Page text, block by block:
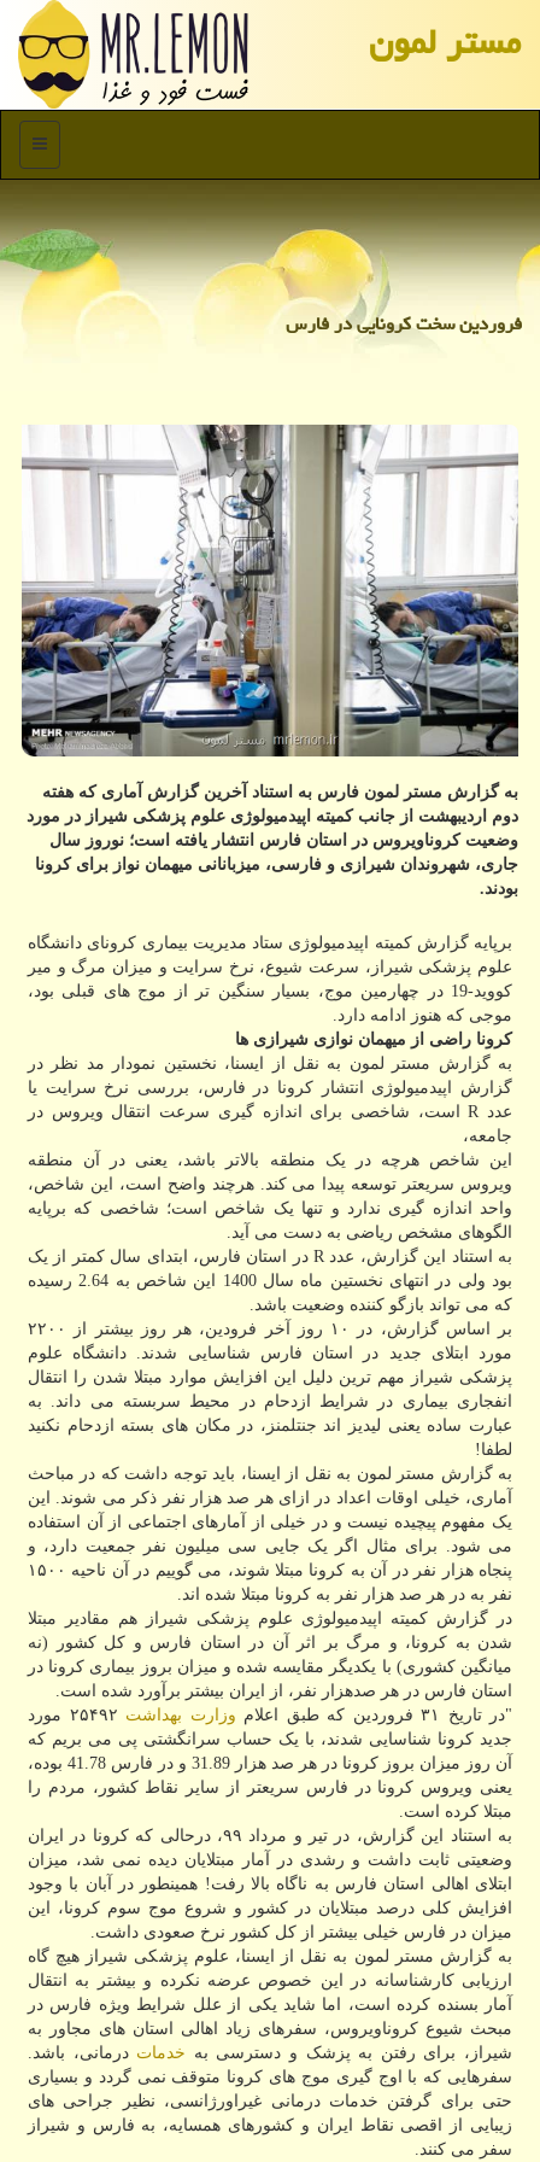
مستر لمون
منو
فروردین سخت كرونایی در فارس
به گزارش مستر لمون فارس به استناد آخرین گزارش آماری که هفته
دوم اردیبهشت از جانب کمیته اپیدمیولوژی علوم پزشکی شیراز در مورد
وضعیت کروناویروس در استان فارس انتشار یافته است؛ نوروز سال
جاری، شهروندان شیرازی و فارسی، میزبانانی میهمان نواز برای کرونا
بودند.
برپایه گزارش کمیته اپیدمیولوژی ستاد مدیریت بیماری کرونای دانشگاه
علوم پزشکی شیراز، سرعت شیوع، نرخ سرایت و میزان مرگ و میر
کووید-19 در چهارمین موج، بسیار سنگین تر از موج های قبلی بود،
موجی که هنوز ادامه دارد.
کرونا راضی از میهمان نوازی شیرازی ها
به گزارش مستر لمون به نقل از ایسنا، نخستین نمودار مد نظر در
گزارش اپیدمیولوژی انتشار کرونا در فارس، بررسی نرخ سرایت یا
عدد R است، شاخصی برای اندازه گیری سرعت انتقال ویروس در
جامعه،
این شاخص هرچه در یک منطقه بالاتر باشد، یعنی در آن منطقه
ویروس سریعتر توسعه پیدا می کند. هرچند واضح است، این شاخص،
واحد اندازه گیری ندارد و تنها یک شاخص است؛ شاخصی که برپایه
الگوهای مشخص ریاضی به دست می آید.
به استناد این گزارش، عدد R در استان فارس، ابتدای سال کمتر از یک
بود ولی در انتهای نخستین ماه سال 1400 این شاخص به 2.64 رسیده
که می تواند بازگو کننده وضعیت باشد.
بر اساس گزارش، در ۱۰ روز آخر فرودین، هر روز بیشتر از ۲۲۰۰
مورد ابتلای جدید در استان فارس شناسایی شدند. دانشگاه علوم
پزشکی شیراز مهم ترین دلیل این افزایش موارد مبتلا شدن را انتقال
انفجاری بیماری در شرایط ازدحام در محیط سربسته می داند. به
عبارت ساده یعنی لیدیز اند جنتلمنز، در مکان های بسته ازدحام نکنید
لطفا!
به گزارش مستر لمون به نقل از ایسنا، باید توجه داشت که در مباحث
آماری، خیلی اوقات اعداد در ازای هر صد هزار نفر ذکر می شوند. این
یک مفهوم پیچیده نیست و در خیلی از آمارهای اجتماعی از آن استفاده
می شود. برای مثال اگر یک جایی سی میلیون نفر جمعیت دارد، و
پنجاه هزار نفر در آن به کرونا مبتلا شوند، می گوییم در آن ناحیه ۱۵۰۰
نفر به در هر صد هزار نفر به کرونا مبتلا شده اند.
در گزارش کمیته اپیدمیولوژی علوم پزشکی شیراز هم مقادیر مبتلا
شدن به کرونا، و مرگ بر اثر آن در استان فارس و کل کشور (نه
میانگین کشوری) با یکدیگر مقایسه شده و میزان بروز بیماری کرونا در
استان فارس در هر صدهزار نفر، از ایران بیشتر برآورد شده است.
"در تاریخ ۳۱ فروردین که طبق اعلام
وزارت بهداشت
۲۵۴۹۲ مورد
جدید کرونا شناسایی شدند، با یک حساب سرانگشتی پی می بریم که
آن روز میزان بروز کرونا در هر صد هزار 31.89 و در فارس 41.78 بوده،
یعنی ویروس کرونا در فارس سریعتر از سایر نقاط کشور، مردم را
مبتلا کرده است.
به استناد این گزارش، در تیر و مرداد ۹۹، درحالی که کرونا در ایران
وضعیتی ثابت داشت و رشدی در آمار مبتلایان دیده نمی شد، میزان
ابتلای اهالی استان فارس به ناگاه بالا رفت! همینطور در آبان با وجود
افزایش کلی درصد مبتلایان در کشور و شروع موج سوم کرونا، این
میزان در فارس خیلی بیشتر از کل کشور نرخ صعودی داشت.
به گزارش مستر لمون به نقل از ایسنا، علوم پزشکی شیراز هیچ گاه
ارزیابی کارشناسانه در این خصوص عرضه نکرده و بیشتر به انتقال
آمار بسنده کرده است، اما شاید یکی از علل شرایط ویژه فارس در
مبحث شیوع کروناویروس، سفرهای زیاد اهالی استان های مجاور به
شیراز، برای رفتن به پزشک و دسترسی به خدمات درمانی، باشد.
سفرهایی که با اوج گیری موج های کرونا متوقف نمی گردد و بسیاری
حتی برای گرفتن خدمات درمانی غیراورژانسی، نظیر جراحی های
زیبایی از اقصی نقاط ایران و کشورهای همسایه، به فارس و شیراز
سفر می کنند.